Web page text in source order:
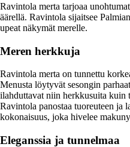
Ravintola merta tarjoaa
äärellä. Ravintola sijaitsee
upeat näkymät merelle.
Meren herkkuja
Ravintola merta on tunnettu
Menusta löytyvät sesongin
ilahduttavat niin herkkusuita kuin
Ravintola panostaa tuoreuteen ja
kokonaisuus, joka hivelee
Eleganssia ja tunnelmaa